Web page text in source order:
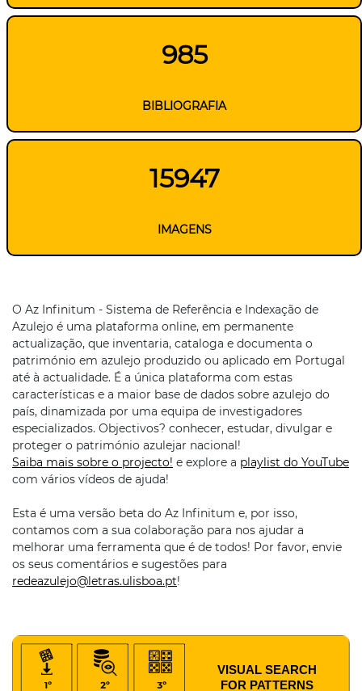
985
BIBLIOGRAFIA
15947
IMAGENS
O Az Infinitum - Sistema de Referência e Indexação de
Azulejo é uma plataforma online, em permanente
actualização, que inventaria, cataloga e documenta o
património em azulejo produzido ou aplicado em Portugal
até à actualidade. É a única plataforma com estas
características e a maior base de dados sobre azulejo do
país, dinamizada por uma equipa de investigadores
especializados. Objectivos? conhecer, estudar, divulgar e
proteger o património azulejar nacional!
Saiba mais sobre o projecto! e explore a playlist do YouTube
com vários vídeos de ajuda!
Esta é uma versão beta do Az Infinitum e, por isso,
contamos com a sua colaboração para nos ajudar a
melhorar uma ferramenta que é de todos! Por favor, envie
os seus comentários e sugestões para
redeazulejo@letras.ulisboa.pt!